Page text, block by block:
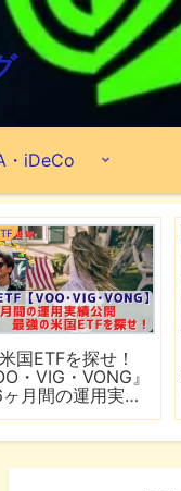
・iDeCo
国ETFを探せ！
・VIG・VONG』
ヶ月間の運用実績